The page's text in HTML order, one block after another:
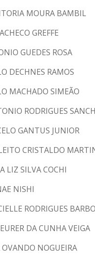
MOURA BAMBIL
GREFFE
GUEDES ROSA
DECHNES RAMOS
MACHADO SIMEÃO
RODRIGUES
GANTUS JUNIOR
CRISTALDO
LIZ SILVA COCHI
NISHI
RODRIGUES
DA CUNHA VEIGA
OVANDO NOGUEIRA